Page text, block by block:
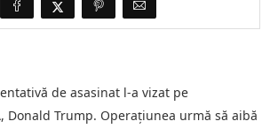
de asasinat l-a vizat pe
Donald Trump. Operațiunea urmă să aibă